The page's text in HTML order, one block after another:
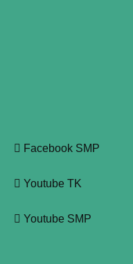
Facebook SMP
Youtube TK
Youtube SMP